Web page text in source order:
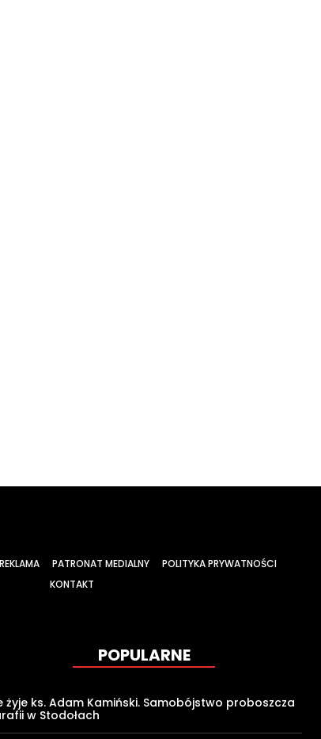
REKLAMA PATRONAT MEDIALNY
POLITYKA PRYWATNOŚCI
KONTAKT
POPULARNE
żyje ks. Adam Kamiński. Samobójstwo proboszcza
w Stodołach